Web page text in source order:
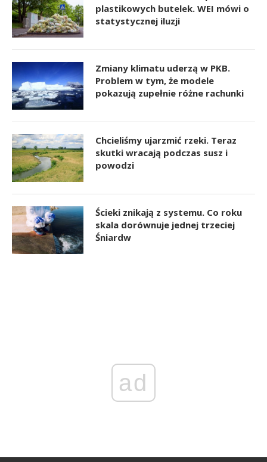
plastikowych butelek. WEI mówi o
statystycznej iluzji
Zmiany klimatu uderzą w PKB.
Problem w tym, że modele
pokazują zupełnie różne rachunki
Chcieliśmy ujarzmić rzeki. Teraz
skutki wracają podczas susz i
powodzi
Ścieki znikają z systemu. Co roku
skala dorównuje jednej trzeciej
Śniardw
ad